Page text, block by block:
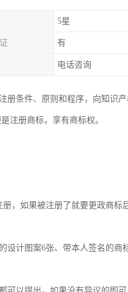
5星
有
电话咨询
册条件、原则和程序，向知识
注册商标，享有商标权。
，如果被注册了就要更政商标
计图案6张、带本人签名的商